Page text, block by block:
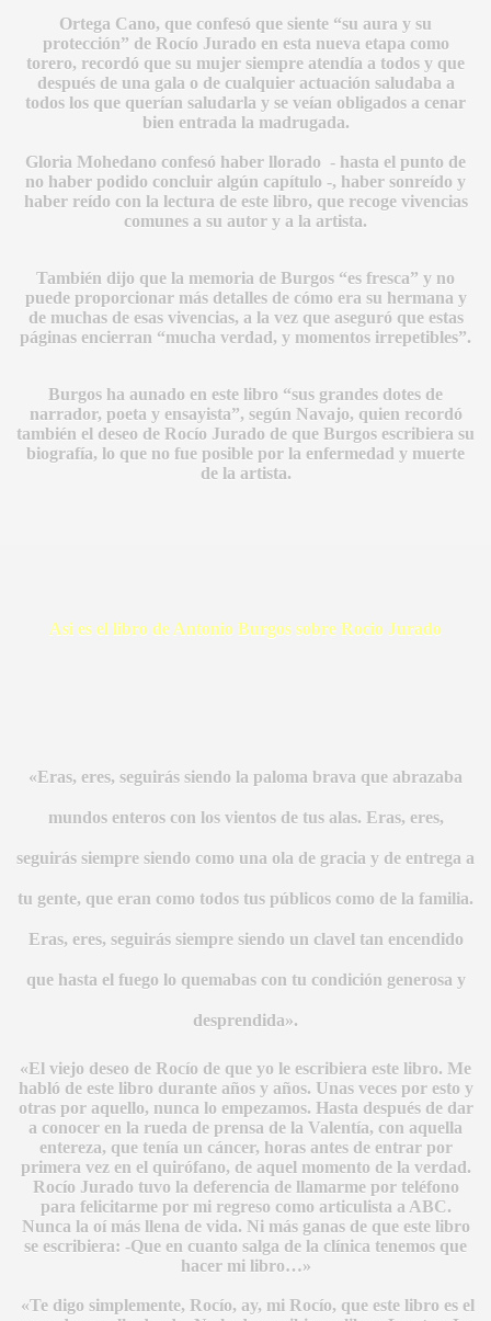
Ortega Cano, que confesó que siente “su aura y su
protección” de Rocío Jurado en esta nueva etapa como
torero, recordó que su mujer siempre atendía a todos y que
después de una gala o de cualquier actuación saludaba a
todos los que querían saludarla y se veían obligados a cenar
bien entrada la madrugada.
Gloria Mohedano confesó haber llorado - hasta el punto de
no haber podido concluir algún capítulo -, haber sonreído y
haber reído con la lectura de este libro, que recoge vivencias
comunes a su autor y a la artista.
También dijo que la memoria de Burgos “es fresca” y no
puede proporcionar más detalles de cómo era su hermana y
de muchas de esas vivencias, a la vez que aseguró que estas
páginas encierran “mucha verdad, y momentos irrepetibles”.
Burgos ha aunado en este libro “sus grandes dotes de
narrador, poeta y ensayista”, según Navajo, quien recordó
también el deseo de Rocío Jurado de que Burgos escribiera su
biografía, lo que no fue posible por la enfermedad y muerte
de la artista.
Asi es el libro de Antonio Burgos sobre Rocio Jurado
«Eras, eres, seguirás siendo la paloma brava que abrazaba
mundos enteros con los vientos de tus alas. Eras, eres,
seguirás siempre siendo como una ola de gracia y de entrega a
tu gente, que eran como todos tus públicos como de la familia.
Eras, eres, seguirás siempre siendo un clavel tan encendido
que hasta el fuego lo quemabas con tu condición generosa y
desprendida».
«El viejo deseo de Rocío de que yo le escribiera este libro. Me
habló de este libro durante años y años. Unas veces por esto y
otras por aquello, nunca lo empezamos. Hasta después de dar
a conocer en la rueda de prensa de la Valentía, con aquella
entereza, que tenía un cáncer, horas antes de entrar por
primera vez en el quirófano, de aquel momento de la verdad.
Rocío Jurado tuvo la deferencia de llamarme por teléfono
para felicitarme por mi regreso como articulista a ABC.
Nunca la oí más llena de vida. Ni más ganas de que este libro
se escribiera: -Que en cuanto salga de la clínica tenemos que
hacer mi libro…»
«Te digo simplemente, Rocío, ay, mi Rocío, que este libro es el